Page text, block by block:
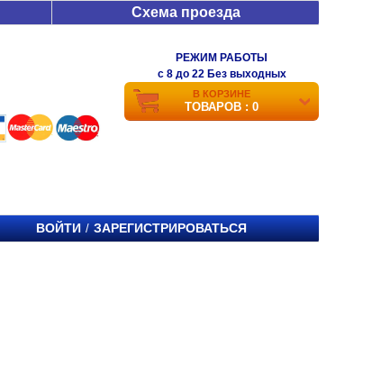
Схема проезда
РЕЖИМ РАБОТЫ
c 8 до 22 Без выходных
В КОРЗИНЕ
ТОВАРОВ : 0
ВОЙТИ / ЗАРЕГИСТРИРОВАТЬСЯ